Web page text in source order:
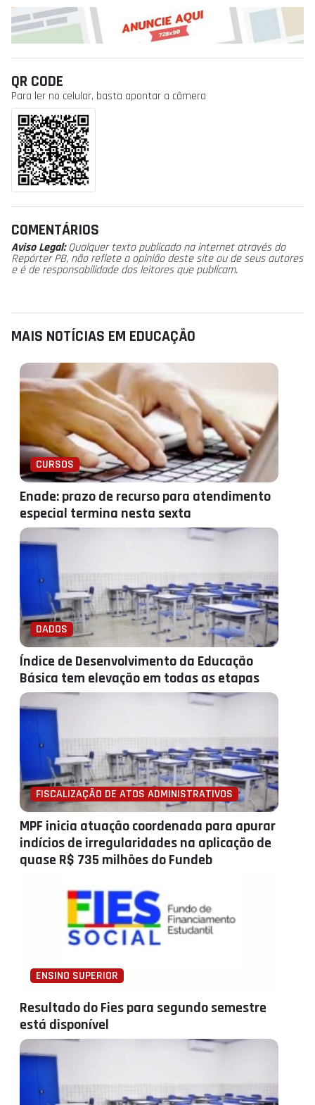
QR CODE
Para ler no celular, basta apontar a câmera
COMENTÁRIOS
Aviso Legal:Qualquer texto publicado na internet através do
Repórter PB, não reflete a opinião deste site ou de seus autores
e é de responsabilidade dos leitores que publicam.
MAIS NOTÍCIAS EM EDUCAÇÃO
CURSOS
Enade: prazo de recurso para atendimento
especial termina nesta sexta
DADOS
Índice de Desenvolvimento da Educação
Básica tem elevação em todas as etapas
FISCALIZAÇÃO DE ATOS ADMINISTRATIVOS
MPF inicia atuação coordenada para apurar
indícios de irregularidades na aplicação de
quase R$ 735 milhões do Fundeb
ENSINO SUPERIOR
Resultado do Fies para segundo semestre
está disponível